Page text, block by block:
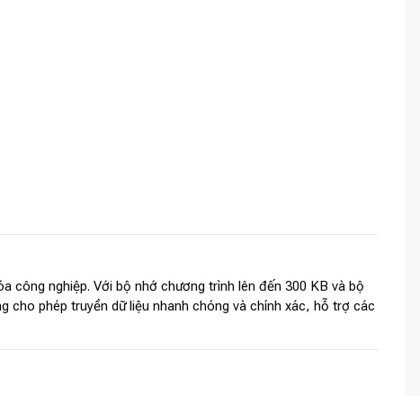
công nghiệp. Với bộ nhớ chương trình lên đến 300 KB và bộ
cho phép truyền dữ liệu nhanh chóng và chính xác, hỗ trợ các